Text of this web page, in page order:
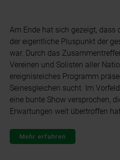
Am Ende hat sich gezeigt, dass
der eigentliche Pluspunkt der
war. Durch das
Vereinen und Solisten aller
ereignisreiches Programm
Seinesgleichen sucht. Im
eine bunte Show versprochen,
Erwartungen weit übertroffen
Mehr erfahren